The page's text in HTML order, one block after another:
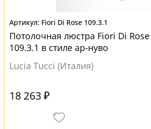
Fiori Di Rose 109.3.1
Потолочная люстра Fiori Di
109.3.1 в стиле ар-нуво
Lucia Tucci (Италия)
18 263 ₽